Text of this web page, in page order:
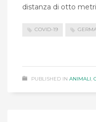
distanza di otto
COVID-19
PUBLISHED IN ANIMALI,